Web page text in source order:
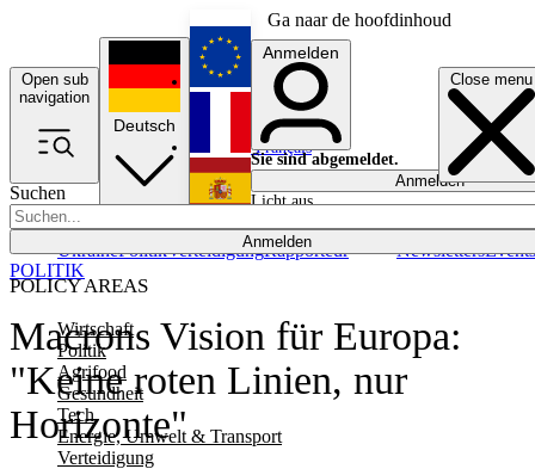
Ga naar de hoofdinhoud
Open sub
navigation
Close menu
Suchen
Anmelden
POLICY AREAS
Wirtschaft
Politik
Agrifood
Gesundheit
Tech
Energie, Umwelt & Transport
Verteidigung
UkrainePolitikVerteidigungRapporteur NewslettersEvents
Deutsch
English
Français
Anmelden
Sie sind abgemeldet.
Anmelden
Licht aus
Macrons Vision für Europa:
"Keine roten Linien, nur
Horizonte"
POLITIK